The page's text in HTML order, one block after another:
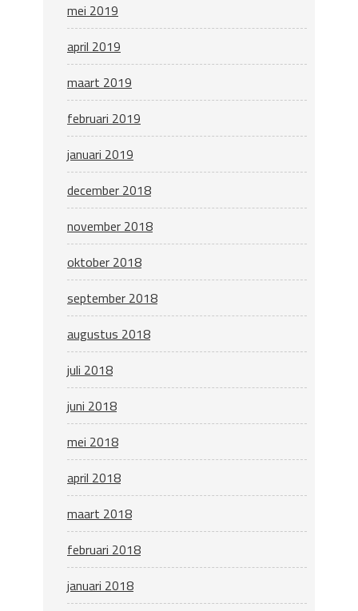
mei 2019
april 2019
maart 2019
februari 2019
januari 2019
december 2018
november 2018
oktober 2018
september 2018
augustus 2018
juli 2018
juni 2018
mei 2018
april 2018
maart 2018
februari 2018
januari 2018